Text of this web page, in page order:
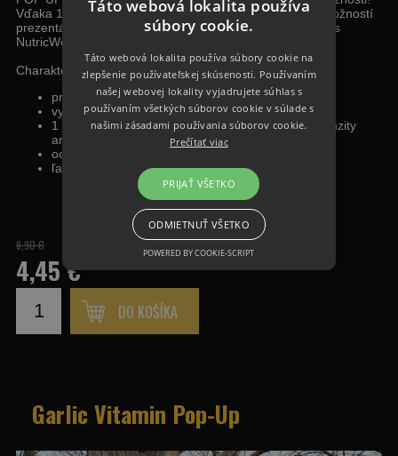
Vďaka 1 ml extra čistej exkluzívnej esencie, máte viac možností
prezentácie, či už samostatne alebo v kombinácii s boilies
NutricWorld.
Charakteristika:
príchuť cesnak
vysoká vztlaková sila
1 ml extra čistej esencie k zostaveniu vlastnej intenzity
arómy a kombinovanie aróm
odolnosť voči ataku malých rýb
ľahká prepichovateľnosť, bez narušenia celistvosti
8,90 €
4,45 €
DO KOŠÍKA
Garlic Vitamin Pop-Up
Táto webová lokalita používa
súbory cookie.
Táto webová lokalita používa súbory cookie na
zlepšenie používateľskej skúsenosti. Používaním
našej webovej lokality vyjadrujete súhlas s
používaním všetkých súborov cookie v súlade s
našimi zásadami používania súborov cookie.
Prečítať viac
PRIJAŤ VŠETKO
ODMIETNUŤ VŠETKO
POWERED BY COOKIE-SCRIPT